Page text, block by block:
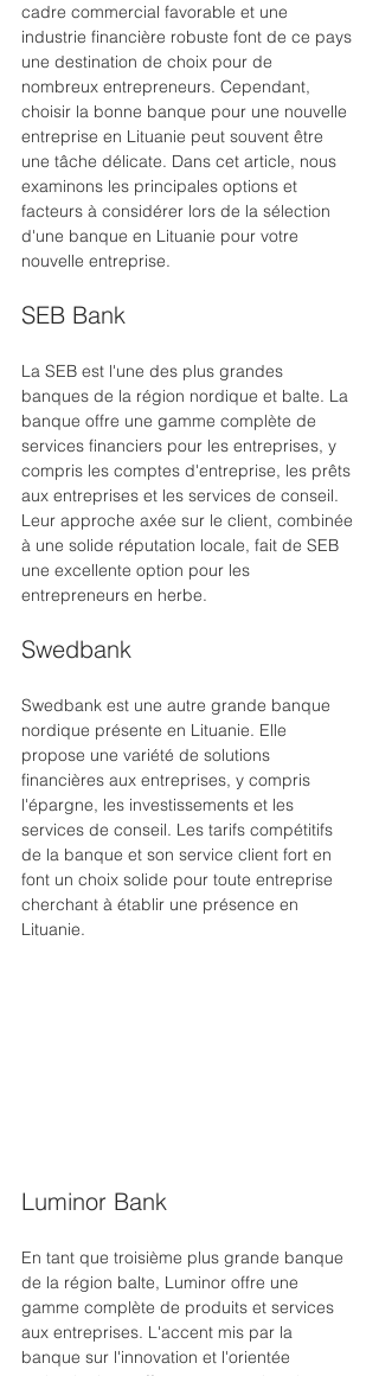
cadre commercial favorable et une
industrie financière robuste font de ce pays
une destination de choix pour de
nombreux entrepreneurs. Cependant,
choisir la bonne banque pour une nouvelle
entreprise en Lituanie peut souvent être
une tâche délicate. Dans cet article, nous
examinons les principales options et
facteurs à considérer lors de la sélection
d'une banque en Lituanie pour votre
nouvelle entreprise.
SEB Bank
La SEB est l'une des plus grandes
banques de la région nordique et balte. La
banque offre une gamme complète de
services financiers pour les entreprises, y
compris les comptes d'entreprise, les prêts
aux entreprises et les services de conseil.
Leur approche axée sur le client, combinée
à une solide réputation locale, fait de SEB
une excellente option pour les
entrepreneurs en herbe.
Swedbank
Swedbank est une autre grande banque
nordique présente en Lituanie. Elle
propose une variété de solutions
financières aux entreprises, y compris
l'épargne, les investissements et les
services de conseil. Les tarifs compétitifs
de la banque et son service client fort en
font un choix solide pour toute entreprise
cherchant à établir une présence en
Lituanie.
Luminor Bank
En tant que troisième plus grande banque
de la région balte, Luminor offre une
gamme complète de produits et services
aux entreprises. L'accent mis par la
banque sur l'innovation et l'orientée